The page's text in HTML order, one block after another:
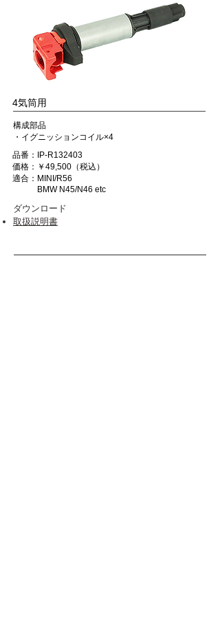
4気筒用
構成部品
・イグニッションコイル×4
品番：IP-R132403
価格：￥49,500（税込）
適合：MINI/R56
BMW N45/N46 etc
ダウンロード
取扱説明書